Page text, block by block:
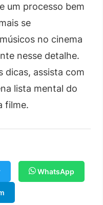
um processo bem
se
no cinema
nesse detalhe.
dicas, assista com
lista mental do
filme.
WhatsApp